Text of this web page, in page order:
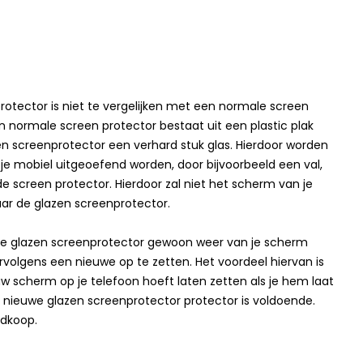
is niet te vergelijken met een normale screen
normale screen protector bestaat uit een plastic plak
screenprotector een verhard stuk glas. Hierdoor worden
mobiel uitgeoefend worden, door bijvoorbeeld een val,
screen protector. Hierdoor zal niet het scherm van je
de glazen screenprotector.
glazen screenprotector gewoon weer van je scherm
een nieuwe op te zetten. Het voordeel hiervan is
scherm op je telefoon hoeft laten zetten als je hem laat
glazen screenprotector protector is voldoende.